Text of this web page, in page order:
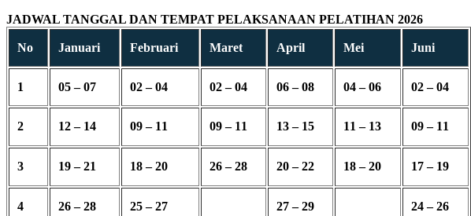
JADWAL TANGGAL DAN TEMPAT PELAKSANAAN PELATIHAN 2026
No Januari Februari Maret April Mei Juni
1 05 – 07 02 – 04 02 – 04 06 – 08 04 – 06 02 – 04
2 12 – 14 09 – 11 09 – 11 13 – 15 11 – 13 09 – 11
3 19 – 21 18 – 20 26 – 28 20 – 22 18 – 20 17 – 19
4 26 – 28 25 – 27 27 – 29 24 – 26